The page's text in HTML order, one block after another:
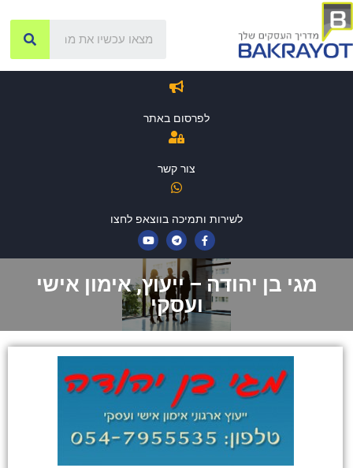
לפרסום באתר
צור קשר
לשירות ותמיכה בווצאפ לחצו
מגי בן יהודה – ייעוץ, אימון אישי
ועסקי